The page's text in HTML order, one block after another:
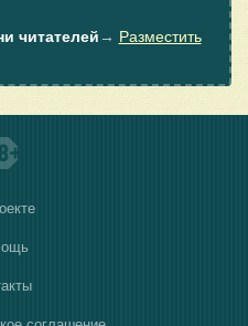
читателей → Разместить